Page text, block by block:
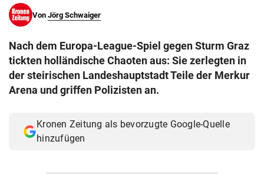
search
eingeben
Muthgasse 2, 1190 Wien
Von Jörg Schwaiger
Nach dem Europa-League-Spiel gegen Sturm Graz
tickten holländische Chaoten aus: Sie zerlegten in
der steirischen Landeshauptstadt Teile der Merkur
Arena und griffen Polizisten an.
Kronen Zeitung als bevorzugte Google-Quelle
hinzufügen